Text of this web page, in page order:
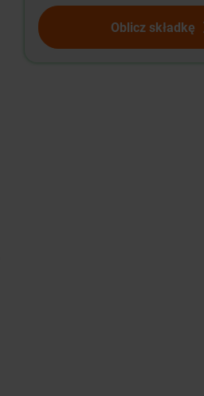
Oblicz składkę